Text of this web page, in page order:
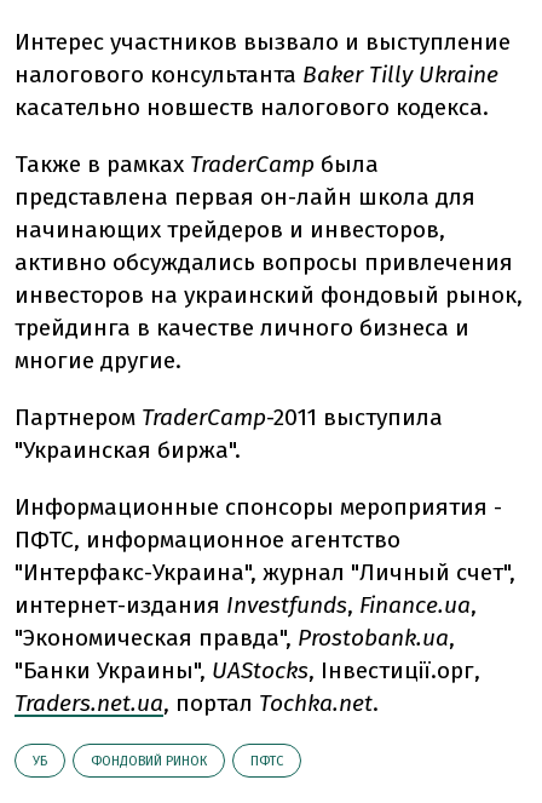
Интерес участников вызвало и выступление
налогового консультанта Baker Tilly Ukraine
касательно новшеств налогового кодекса.
Также в рамках TraderCamp была
представлена первая он-лайн школа для
начинающих трейдеров и инвесторов,
активно обсуждались вопросы привлечения
инвесторов на украинский фондовый рынок,
трейдинга в качестве личного бизнеса и
многие другие.
Партнером TraderCamp-2011 выступила
"Украинская биржа".
Информационные спонсоры мероприятия -
ПФТС, информационное агентство
"Интерфакс-Украина", журнал "Личный счет",
интернет-издания Investfunds, Finance.ua,
"Экономическая правда", Prostobank.ua,
"Банки Украины", UAStocks, Інвестиції.орг,
Traders.net.ua, портал Tochka.net.
УБ ФОНДОВИЙ РИНОК ПФТС